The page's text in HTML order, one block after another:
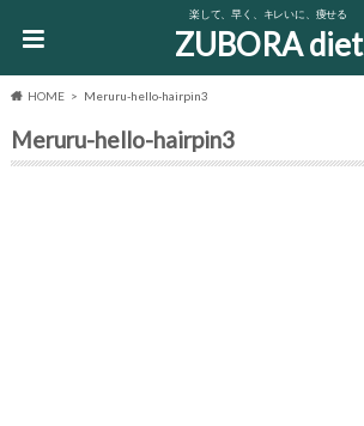
楽して、早く、キレいに、痩せる
ZUBORA diet
HOME Meruru-hello-hairpin3
Meruru-hello-hairpin3